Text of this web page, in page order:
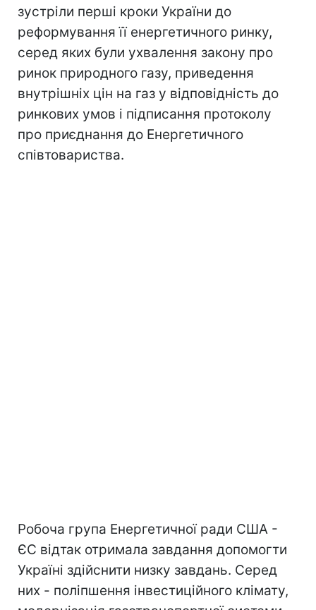
зустріли перші кроки України до
реформування її енергетичного ринку,
серед яких були ухвалення закону про
ринок природного газу, приведення
внутрішніх цін на газ у відповідність до
ринкових умов і підписання протоколу
про приєднання до Енергетичного
співтовариства.
Робоча група Енергетичної ради США -
ЄС відтак отримала завдання допомогти
Україні здійснити низку завдань. Серед
них - поліпшення інвестиційного клімату,